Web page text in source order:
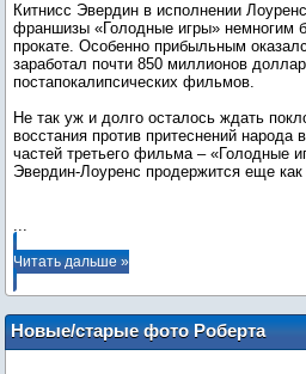
Китнисс Эвердин в исполнении
франшизы «Голодные игры» немногим
прокате. Особенно прибыльным
заработал почти 850 миллионов
постапокалипсических фильмов.
Не так уж и долго осталось ждать
восстания против притеснений
частей третьего фильма – «Голодные
Эвердин-Лоуренс продержится еще
...
Читать дальше »
Новые/старые фото Роберта
Паттинсона в Марокко